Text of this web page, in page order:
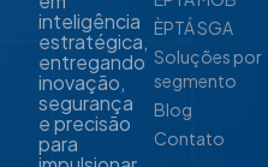
inteligência
estratégica,
entregando
inovação,
segurança
e precisão
para
ÈPTÁ SGA
Soluções por
segmento
Blog
Contato